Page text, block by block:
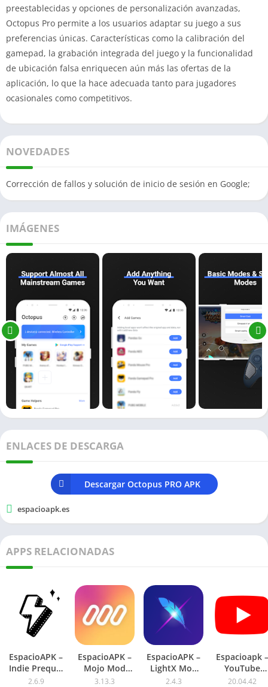
preestablecidas y opciones de personalización avanzadas,
Octopus Pro permite a los usuarios adaptar su juego a sus
preferencias únicas. Características como la calibración del
gamepad, la grabación integrada del juego y la funcionalidad
de ubicación falsa enriquecen aún más las ofertas de la
aplicación, lo que la hace adecuada tanto para jugadores
ocasionales como competitivos.
NOVEDADES
Corrección de fallos y solución de inicio de sesión en Google;
IMÁGENES
ENLACES DE DESCARGA
Descargar Octopus PRO APK
espacioapk.es
APPS RELACIONADAS
EspacioAPK –
Indie Prequel
APK 2026: Pro
2.6.9
EspacioAPK –
Mojo Mod
APK 2026: Pro
3.13.3
EspacioAPK –
LightX Mod
APK 2026:
2.4.3
Espacioapk –
YouTube
Premium
20.04.42